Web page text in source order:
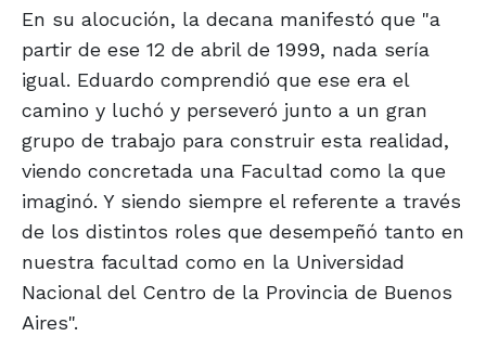
En su alocución, la decana manifestó que "a
partir de ese 12 de abril de 1999, nada sería
igual. Eduardo comprendió que ese era el
camino y luchó y perseveró junto a un gran
grupo de trabajo para construir esta realidad,
viendo concretada una Facultad como la que
imaginó. Y siendo siempre el referente a través
de los distintos roles que desempeñó tanto en
nuestra facultad como en la Universidad
Nacional del Centro de la Provincia de Buenos
Aires".